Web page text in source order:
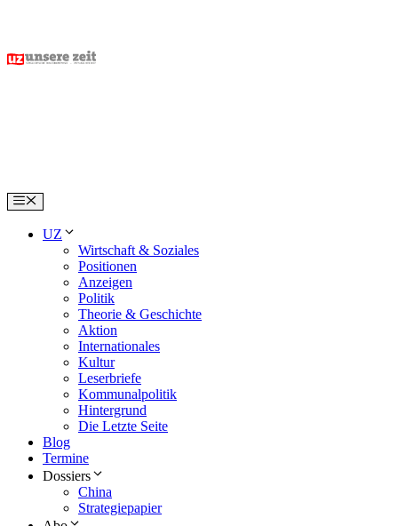
content
Menu
UZ
Wirtschaft & Soziales
Positionen
Anzeigen
Politik
Theorie & Geschichte
Aktion
Internationales
Kultur
Leserbriefe
Kommunalpolitik
Hintergrund
Die Letzte Seite
Blog
Termine
Dossiers
China
Strategiepapier